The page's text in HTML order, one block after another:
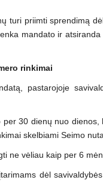
turi priimti sprendimą
mandato ir
rinkimai
pastarojoje
per 30 dienų nuo
skelbiami Seimo
ne vėliau kaip per 6
dėl